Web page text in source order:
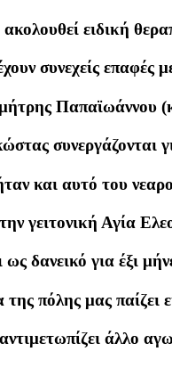
ειδική
συνεχείς επαφές
Παπαϊωάννου
συνεργάζονται
και αυτό του
γειτονική Αγία
δανεικό για έξι
πόλης μας παίζει
άλλο